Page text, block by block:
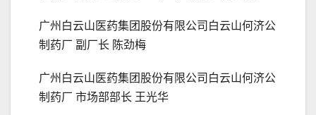
广州白云山医药集团股份有限公司白云山何济公
制药厂 副厂长 陈劲梅
广州白云山医药集团股份有限公司白云山何济公
制药厂 市场部部长 王光华